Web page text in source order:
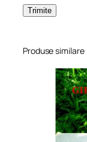
Produse similare